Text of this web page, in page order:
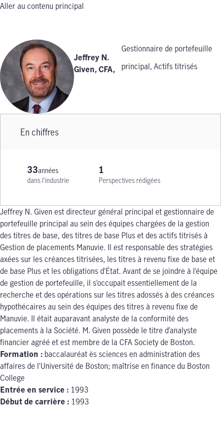
Aller au contenu principal
Jeffrey N.
Given, CFA,
Gestionnaire de portefeuille
principal, Actifs titrisés
En chiffres
33années
dans l'industrie
1
Perspectives rédigées
Jeffrey N. Given est directeur général principal et gestionnaire de
portefeuille principal au sein des équipes chargées de la gestion
des titres de base, des titres de base Plus et des actifs titrisés à
Gestion de placements Manuvie. Il est responsable des stratégies
axées sur les créances titrisées, les titres à revenu fixe de base et
de base Plus et les obligations d’État. Avant de se joindre à l’équipe
de gestion de portefeuille, il s’occupait essentiellement de la
recherche et des opérations sur les titres adossés à des créances
hypothécaires au sein des équipes des titres à revenu fixe de
Manuvie. Il était auparavant analyste de la conformité des
placements à la Société. M. Given possède le titre d’analyste
financier agréé et est membre de la CFA Society de Boston.
Formation : baccalauréat ès sciences en administration des
affaires de l’Université de Boston; maîtrise en finance du Boston
College
Entrée en service : 1993
Début de carrière : 1993